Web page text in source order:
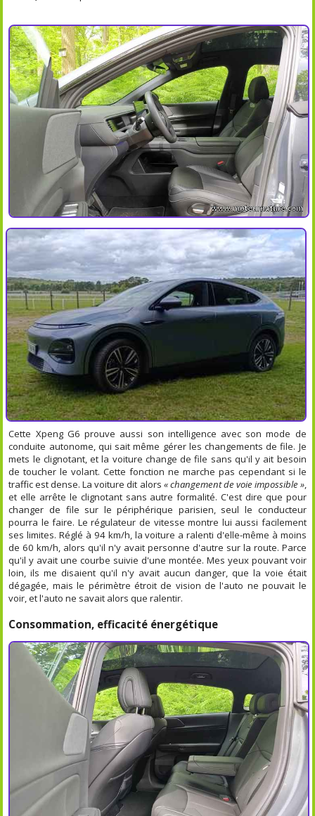
Cette Xpeng G6 prouve aussi son intelligence avec son mode de
conduite autonome, qui sait même gérer les changements de file. Je
mets le clignotant, et la voiture change de file sans qu'il y ait besoin
de toucher le volant. Cette fonction ne marche pas cependant si le
traffic est dense. La voiture dit alors « changement de voie impossible »,
et elle arrête le clignotant sans autre formalité. C'est dire que pour
changer de file sur le périphérique parisien, seul le conducteur
pourra le faire. Le régulateur de vitesse montre lui aussi facilement
ses limites. Réglé à 94 km/h, la voiture a ralenti d'elle-même à moins
de 60 km/h, alors qu'il n'y avait personne d'autre sur la route. Parce
qu'il y avait une courbe suivie d'une montée. Mes yeux pouvant voir
loin, ils me disaient qu'il n'y avait aucun danger, que la voie était
dégagée, mais le périmètre étroit de vision de l'auto ne pouvait le
voir, et l'auto ne savait alors que ralentir.
Consommation, efficacité énergétique